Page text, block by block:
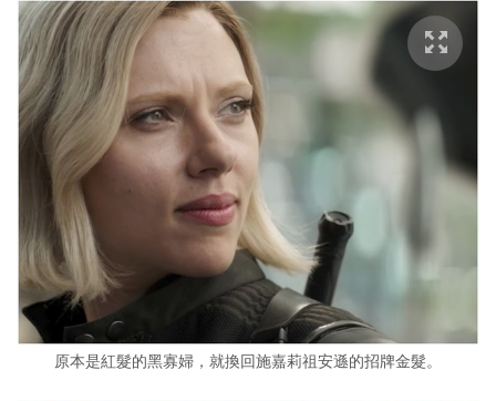
原本是紅髮的黑寡婦，就換回施嘉莉祖安遜的招牌金髮。